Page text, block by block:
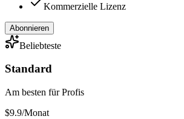
Kommerzielle Lizenz
Abonnieren
Beliebteste
Standard
Am besten für Profis
$9.9/Monat